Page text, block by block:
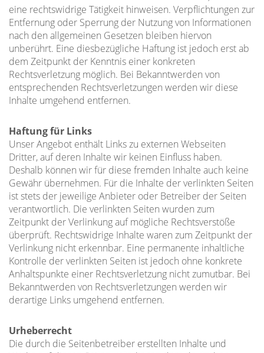
eine rechtswidrige Tätigkeit hinweisen. Verpflichtungen zur
Entfernung oder Sperrung der Nutzung von Informationen
nach den allgemeinen Gesetzen bleiben hiervon
unberührt. Eine diesbezügliche Haftung ist jedoch erst ab
dem Zeitpunkt der Kenntnis einer konkreten
Rechtsverletzung möglich. Bei Bekanntwerden von
entsprechenden Rechtsverletzungen werden wir diese
Inhalte umgehend entfernen.
Haftung für Links
Unser Angebot enthält Links zu externen Webseiten
Dritter, auf deren Inhalte wir keinen Einfluss haben.
Deshalb können wir für diese fremden Inhalte auch keine
Gewähr übernehmen. Für die Inhalte der verlinkten Seiten
ist stets der jeweilige Anbieter oder Betreiber der Seiten
verantwortlich. Die verlinkten Seiten wurden zum
Zeitpunkt der Verlinkung auf mögliche Rechtsverstöße
überprüft. Rechtswidrige Inhalte waren zum Zeitpunkt der
Verlinkung nicht erkennbar. Eine permanente inhaltliche
Kontrolle der verlinkten Seiten ist jedoch ohne konkrete
Anhaltspunkte einer Rechtsverletzung nicht zumutbar. Bei
Bekanntwerden von Rechtsverletzungen werden wir
derartige Links umgehend entfernen.
Urheberrecht
Die durch die Seitenbetreiber erstellten Inhalte und